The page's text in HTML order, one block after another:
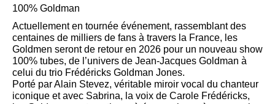
100% Goldman
Actuellement en tournée événement, rassemblant des
centaines de milliers de fans à travers la France, les
Goldmen seront de retour en 2026 pour un nouveau show
100% tubes, de l’univers de Jean-Jacques Goldman à
celui du trio Frédéricks Goldman Jones.
Porté par Alain Stevez, véritable miroir vocal du chanteur
iconique et avec Sabrina, la voix de Carole Frédéricks,